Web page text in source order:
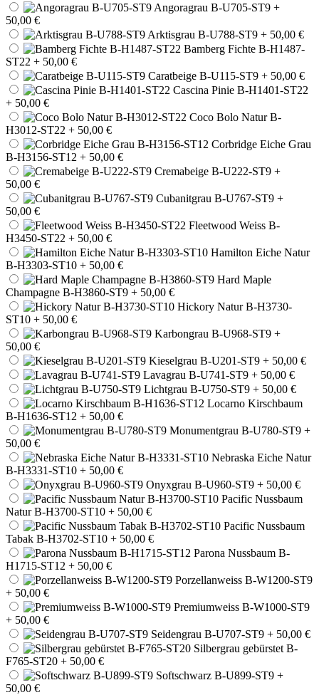
Angoragrau B-U705-ST9 +
50,00 €
Arktisgrau B-U788-ST9 + 50,00 €
Bamberg Fichte B-H1487-
ST22 + 50,00 €
Caratbeige B-U115-ST9 + 50,00 €
Cascina Pinie B-H1401-ST22
+ 50,00 €
Coco Bolo Natur B-
H3012-ST22 + 50,00 €
Corbridge Eiche Grau
B-H3156-ST12 + 50,00 €
Cremabeige B-U222-ST9 +
50,00 €
Cubanitgrau B-U767-ST9 +
50,00 €
Fleetwood Weiss B-
H3450-ST22 + 50,00 €
Hamilton Eiche Natur
B-H3303-ST10 + 50,00 €
Hard Maple
Champagne B-H3860-ST9 + 50,00 €
Hickory Natur B-H3730-
ST10 + 50,00 €
Karbongrau B-U968-ST9 +
50,00 €
Kieselgrau B-U201-ST9 + 50,00 €
Lavagrau B-U741-ST9 + 50,00 €
Lichtgrau B-U750-ST9 + 50,00 €
Locarno Kirschbaum
B-H1636-ST12 + 50,00 €
Monumentgrau B-U780-ST9 +
50,00 €
Nebraska Eiche Natur
B-H3331-ST10 + 50,00 €
Onyxgrau B-U960-ST9 + 50,00 €
Pacific Nussbaum
Natur B-H3700-ST10 + 50,00 €
Pacific Nussbaum
Tabak B-H3702-ST10 + 50,00 €
Parona Nussbaum B-
H1715-ST12 + 50,00 €
Porzellanweiss B-W1200-ST9
+ 50,00 €
Premiumweiss B-W1000-ST9
+ 50,00 €
Seidengrau B-U707-ST9 + 50,00 €
Silbergrau gebürstet B-
F765-ST20 + 50,00 €
Softschwarz B-U899-ST9 +
50,00 €